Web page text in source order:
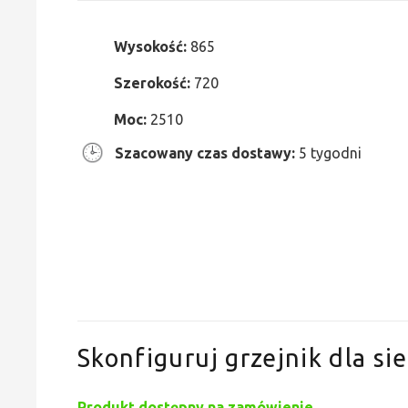
Wysokość: 865
Szerokość: 720
Moc: 2510
Szacowany czas dostawy: 5 tygodni
Skonfiguruj grzejnik dla